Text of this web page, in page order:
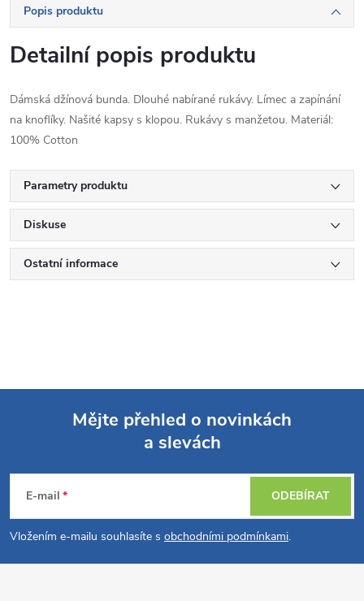
Popis produktu
Detailní popis produktu
Dámská džínová bunda. Dlouhé nabírané rukávy. Límec a zapínání
na knoflíky. Našité kapsy s klopou. Rukávy s manžetou. Materiál:
100% Cotton
Parametry produktu
Diskuse
Ostatní informace
p
a
Mějte přehled o novinkách
a slevách
E-mail
Vložením e-mailu souhlasíte s obchodními podmínkami.
ODEBÍRAT